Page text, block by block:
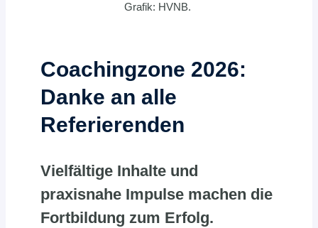
Grafik: HVNB.
Coachingzone 2026:
Danke an alle
Referierenden
Vielfältige Inhalte und
praxisnahe Impulse machen die
Fortbildung zum Erfolg.